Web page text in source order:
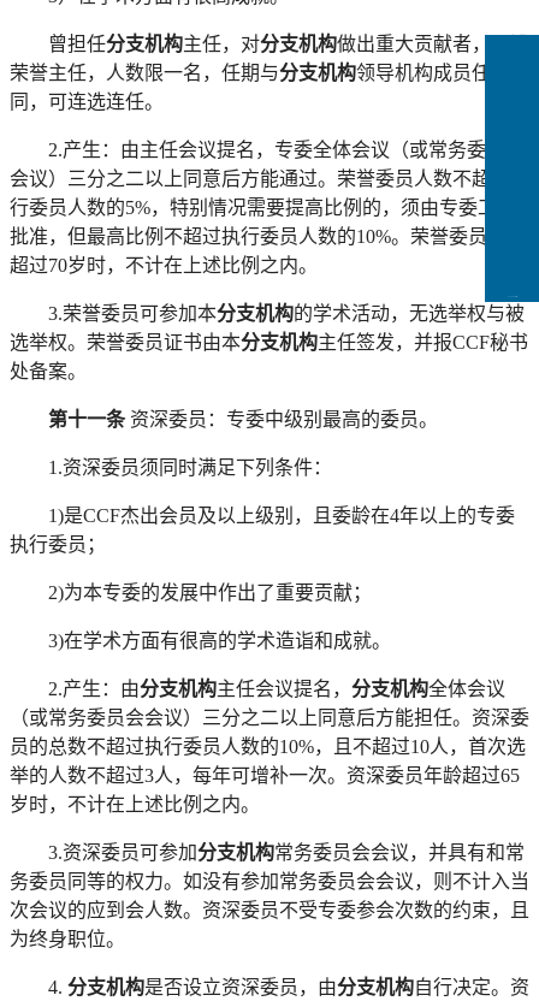
曾担任分支机构主任，对分支机构做出重大贡献者，可设
荣誉主任，人数限一名，任期与分支机构领导机构成员任期相
同，可连选连任。
2.产生：由主任会议提名，专委全体会议（或常务委员会
会议）三分之二以上同意后方能通过。荣誉委员人数不超过执
行委员人数的5%，特别情况需要提高比例的，须由专委工委
批准，但最高比例不超过执行委员人数的10%。荣誉委员年龄
超过70岁时，不计在上述比例之内。
3.荣誉委员可参加本分支机构的学术活动，无选举权与被
选举权。荣誉委员证书由本分支机构主任签发，并报CCF秘书
处备案。
第十一条资深委员：专委中级别最高的委员。
1.资深委员须同时满足下列条件：
1)是CCF杰出会员及以上级别，且委龄在4年以上的专委
执行委员；
2)为本专委的发展中作出了重要贡献；
3)在学术方面有很高的学术造诣和成就。
2.产生：由分支机构主任会议提名， 分支机构全体会议
（或常务委员会会议）三分之二以上同意后方能担任。资深委
员的总数不超过执行委员人数的10%，且不超过10人，首次选
举的人数不超过3人，每年可增补一次。资深委员年龄超过65
岁时，不计在上述比例之内。
3.资深委员可参加分支机构常务委员会会议，并具有和常
务委员同等的权力。如没有参加常务委员会会议，则不计入当
次会议的应到会人数。资深委员不受专委参会次数的约束，且
为终身职位。
4. 分支机构是否设立资深委员，由分支机构自行决定。资